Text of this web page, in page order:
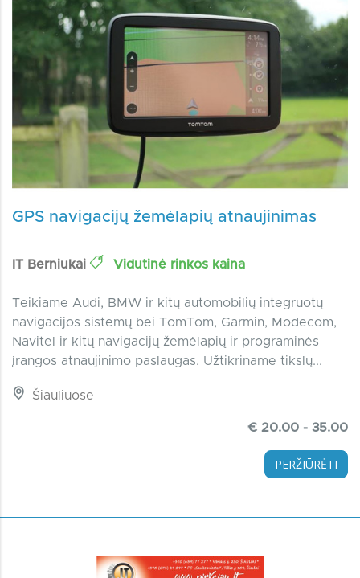
GPS navigacijų žemėlapių atnaujinimas
IT Berniukai Vidutinė rinkos kaina
Teikiame Audi, BMW ir kitų automobilių integruotų
navigacijos sistemų bei TomTom, Garmin, Modecom,
Navitel ir kitų navigacijų žemėlapių ir programinės
įrangos atnaujinimo paslaugas. Užtikriname tikslų...
Šiauliuose
€ 20.00 - 35.00
PERŽIŪRĖTI